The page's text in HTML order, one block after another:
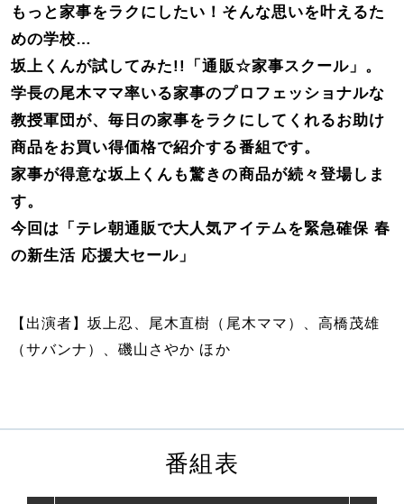
もっと家事をラクにしたい！そんな思いを叶えるた
めの学校…
坂上くんが試してみた!!「通販☆家事スクール」。
学長の尾木ママ率いる家事のプロフェッショナルな
教授軍団が、毎日の家事をラクにしてくれるお助け
商品をお買い得価格で紹介する番組です。
家事が得意な坂上くんも驚きの商品が続々登場しま
す。
今回は「テレ朝通販で大人気アイテムを緊急確保 春
の新生活 応援大セール」
【出演者】坂上忍、尾木直樹（尾木ママ）、高橋茂雄
（サバンナ）、磯山さやか ほか
番組表